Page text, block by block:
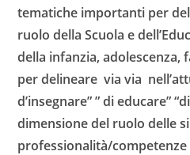
tematiche importanti per
ruolo della Scuola e
della infanzia, adolescenza,
per delineare via via
d’insegnare” ” di educare”
dimensione del ruolo delle
professionalità/